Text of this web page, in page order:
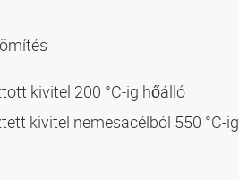
kivitel 200 °C-ig hőálló
kivitel nemesacélból 550 °C-ig